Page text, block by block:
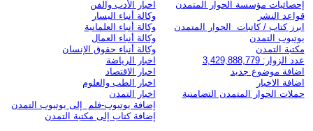
إحصائيات مؤسسة الحوار المتمدن
قواعد النشر
ابرز كتاب / كاتبات الحوار المتمدن
يوتيوب التمدن
مكتبة التمدن
عدد الزوار: 3,429,888,779
اضافة موضوع جديد
اضافة الاخبار
حملات الحوار المتمدن التضامنية
اخبار الأدب والفن
وكالة أنباء اليسار
وكالة أنباء العلمانية
وكالة أنباء العمال
وكالة أنباء حقوق الإنسان
اخبار الرياضة
اخبار الاقتصاد
اخبار الطب والعلوم
اخبار التمدن
إضافة يوتيوب-فلم إلى يوتيوب التمدن
إضافة كتاب إلى مكتبة التمدن